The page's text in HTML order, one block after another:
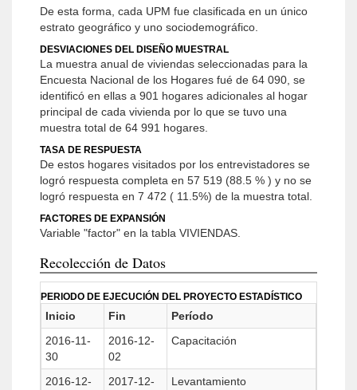
De esta forma, cada UPM fue clasificada en un único
estrato geográfico y uno sociodemográfico.
DESVIACIONES DEL DISEÑO MUESTRAL
La muestra anual de viviendas seleccionadas para la
Encuesta Nacional de los Hogares fué de 64 090, se
identificó en ellas a 901 hogares adicionales al hogar
principal de cada vivienda por lo que se tuvo una
muestra total de 64 991 hogares.
TASA DE RESPUESTA
De estos hogares visitados por los entrevistadores se
logró respuesta completa en 57 519 (88.5 % ) y no se
logró respuesta en 7 472 ( 11.5%) de la muestra total.
FACTORES DE EXPANSIÓN
Variable "factor" en la tabla VIVIENDAS.
Recolección de Datos
PERIODO DE EJECUCIÓN DEL PROYECTO ESTADÍSTICO
Inicio Fin
Período
2016-11-
30
2016-12-
02
Capacitación
2016-12-
2017-12-
Levantamiento